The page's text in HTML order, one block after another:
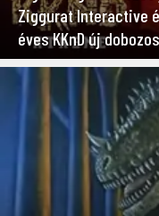
Ziggurat Interactive
éves KKnD új